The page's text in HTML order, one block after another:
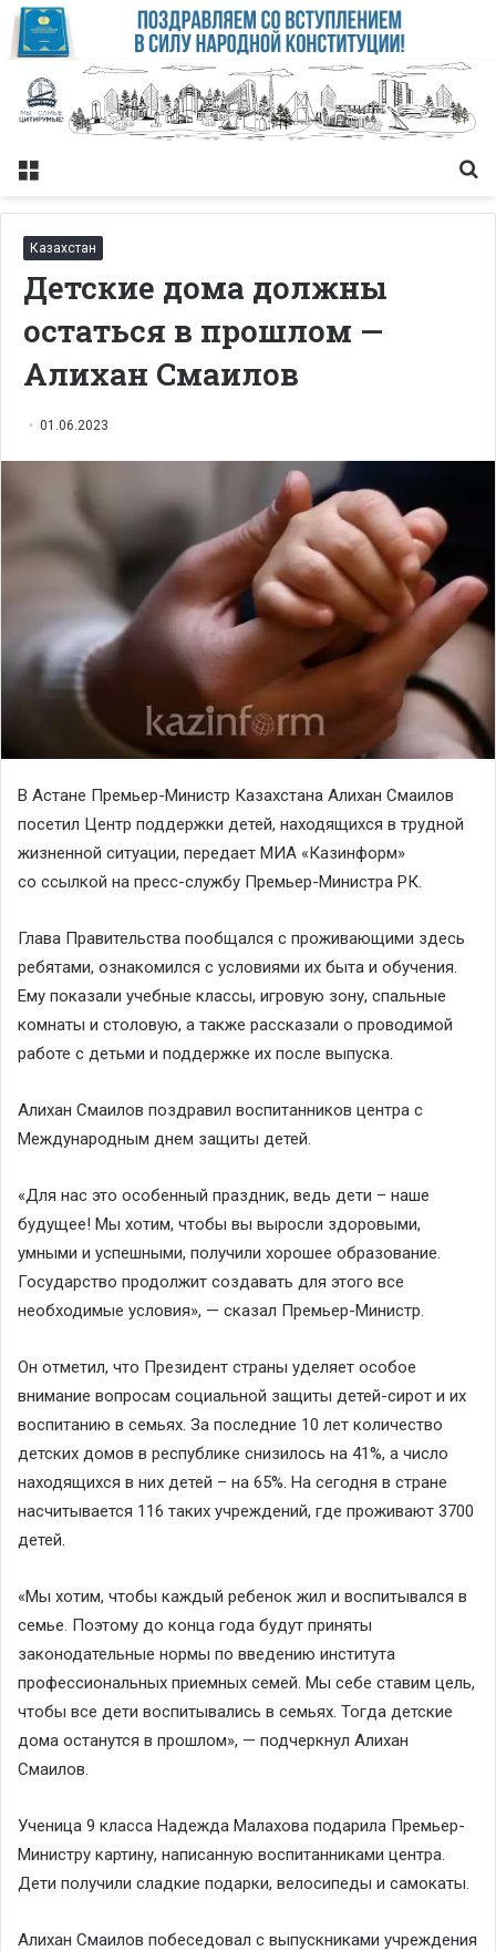
Меню
Казахстан
Детские дома должны
остаться в прошлом —
Алихан Смаилов
01.06.2023
В Астане Премьер-Министр Казахстана Алихан Смаилов
посетил Центр поддержки детей, находящихся в трудной
жизненной ситуации, передает МИА «Казинформ»
со ссылкой на пресс-службу Премьер-Министра РК.
Глава Правительства пообщался с проживающими здесь
ребятами, ознакомился с условиями их быта и обучения.
Ему показали учебные классы, игровую зону, спальные
комнаты и столовую, а также рассказали о проводимой
работе с детьми и поддержке их после выпуска.
Алихан Смаилов поздравил воспитанников центра с
Международным днем защиты детей.
«Для нас это особенный праздник, ведь дети – наше
будущее! Мы хотим, чтобы вы выросли здоровыми,
умными и успешными, получили хорошее образование.
Государство продолжит создавать для этого все
необходимые условия», — сказал Премьер-Министр.
Он отметил, что Президент страны уделяет особое
внимание вопросам социальной защиты детей-сирот и их
воспитанию в семьях. За последние 10 лет количество
детских домов в республике снизилось на 41%, а число
находящихся в них детей – на 65%. На сегодня в стране
насчитывается 116 таких учреждений, где проживают 3700
детей.
«Мы хотим, чтобы каждый ребенок жил и воспитывался в
семье. Поэтому до конца года будут приняты
законодательные нормы по введению института
профессиональных приемных семей. Мы себе ставим цель,
чтобы все дети воспитывались в семьях. Тогда детские
дома останутся в прошлом», — подчеркнул Алихан
Смаилов.
Ученица 9 класса Надежда Малахова подарила Премьер-
Министру картину, написанную воспитанниками центра.
Дети получили сладкие подарки, велосипеды и самокаты.
Алихан Смаилов побеседовал с выпускниками учреждения